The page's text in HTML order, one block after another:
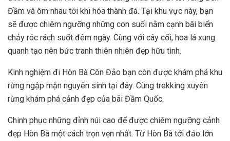
Đầm và ôm nhau tới khi hóa thành đá. Tại khu vực này, bạn
sẽ được chiêm ngưỡng những con suối nằm cạnh bãi biển
chảy róc rách suốt đêm ngày. Cùng với cây cối, hoa lá xung
quanh tạo nên bức tranh thiên nhiên đẹp hữu tình.
Kinh nghiệm đi Hòn Bà Côn Đảo bạn còn được khám phá khu
rừng ngập mặn nguyên sinh tại đây. Cùng trekking xuyên
rừng khám phá cảnh đẹp của bãi Đầm Quốc.
Chinh phục những đỉnh núi cao để được chiêm ngưỡng cảnh
đẹp Hòn Bà một cách trọn vẹn nhất. Từ Hòn Bà tới đảo lớn